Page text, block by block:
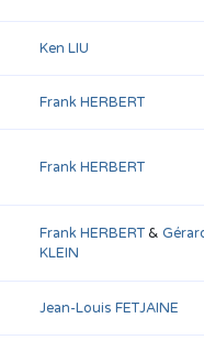
Ken LIU
Frank HERBERT
Frank HERBERT
Frank HERBERT&
KLEIN
Jean-Louis FETJAINE